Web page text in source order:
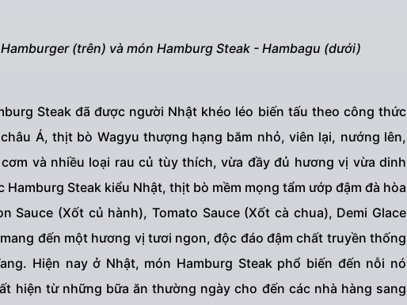
(trên) và món Hamburg Steak - Hambagu (dưới)
Steak đã được người Nhật khéo léo biến tấu theo công thức
Á, thịt bò Wagyu thượng hạng băm nhỏ, viên lại, nướng lên,
và nhiều loại rau củ tùy thích, vừa đầy đủ hương vị vừa dinh
Steak kiểu Nhật, thịt bò mềm mọng tẩm ướp đậm đà hòa
Sauce (Xốt củ hành), Tomato Sauce (Xốt cà chua), Demi Glace
đến một hương vị tươi ngon, độc đáo đậm chất truyền thống
Hiện nay ở Nhật, món Hamburg Steak phổ biến đến nỗi nó
hiện từ những bữa ăn thường ngày cho đến các nhà hàng sang